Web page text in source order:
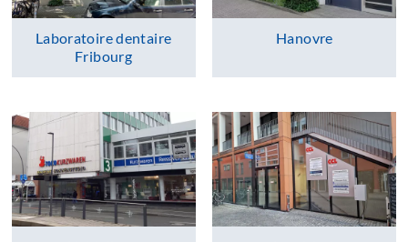
Laboratoire dentaire
Fribourg
Hanovre